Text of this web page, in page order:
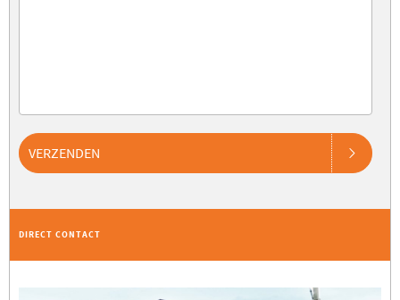
VERZENDEN
DIRECT CONTACT